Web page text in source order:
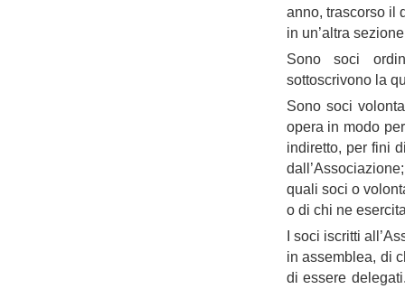
anno, trascorso il
in un’altra
Sono soci
sottoscrivono la
Sono soci
opera in modo
indiretto, per fini
quali soci o
o di chi ne
I soci iscritti
in assemblea, di
di essere